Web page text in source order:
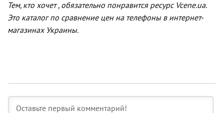
Тем, кто хочет , обязательно понравится ресурс Vcene.ua.
Это каталог по сравнение цен на телефоны в интернет-
магазинах Украины.